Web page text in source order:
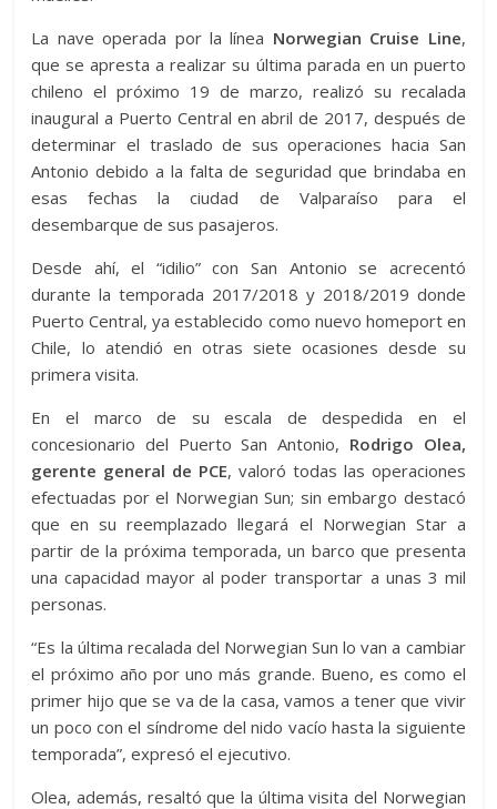
La nave operada por la línea Norwegian Cruise Line,
que se apresta a realizar su última parada en un puerto
chileno el próximo 19 de marzo, realizó su recalada
inaugural a Puerto Central en abril de 2017, después de
determinar el traslado de sus operaciones hacia San
Antonio debido a la falta de seguridad que brindaba en
esas fechas la ciudad de Valparaíso para el
desembarque de sus pasajeros.
Desde ahí, el “idilio” con San Antonio se acrecentó
durante la temporada 2017/2018 y 2018/2019 donde
Puerto Central, ya establecido como nuevo homeport en
Chile, lo atendió en otras siete ocasiones desde su
primera visita.
En el marco de su escala de despedida en el
concesionario del Puerto San Antonio, Rodrigo Olea,
gerente general de PCE, valoró todas las operaciones
efectuadas por el Norwegian Sun; sin embargo destacó
que en su reemplazado llegará el Norwegian Star a
partir de la próxima temporada, un barco que presenta
una capacidad mayor al poder transportar a unas 3 mil
personas.
“Es la última recalada del Norwegian Sun lo van a cambiar
el próximo año por uno más grande. Bueno, es como el
primer hijo que se va de la casa, vamos a tener que vivir
un poco con el síndrome del nido vacío hasta la siguiente
temporada”, expresó el ejecutivo.
Olea, además, resaltó que la última visita del Norwegian